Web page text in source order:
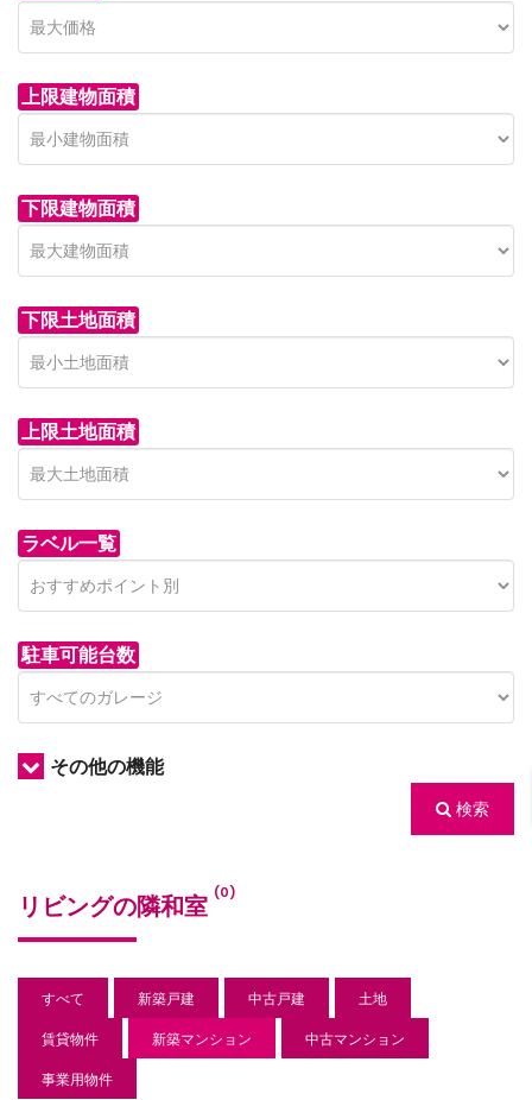
上限建物面積
下限建物面積
下限土地面積
上限土地面積
ラベル一覧
駐車可能台数
その他の機能
検索
リビングの隣和室 (0)
すべて 新築戸建 中古戸建
土地
賃貸物件
新築マンション
中古マンション
事業用物件
青木新築分譲住宅
on call
Price on call
セン
850
top-